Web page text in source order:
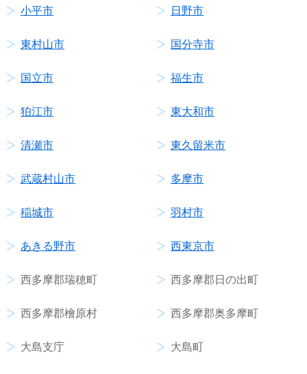
小平市 日野市
東村山市 国分寺市
国立市 福生市
狛江市 東大和市
清瀬市 東久留米市
武蔵村山市 多摩市
稲城市 羽村市
あきる野市 西東京市
西多摩郡瑞穂町 西多摩郡日の出町
西多摩郡檜原村 西多摩郡奥多摩町
大島支庁 大島町